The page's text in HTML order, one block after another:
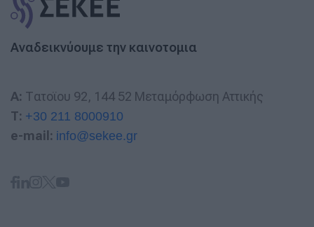
Αναδεικνύουμε την καινοτομια
A: Τατοϊου 92, 144 52 Μεταμόρφωση Αττικής
T: +30 211 8000910
e-mail: info@sekee.gr